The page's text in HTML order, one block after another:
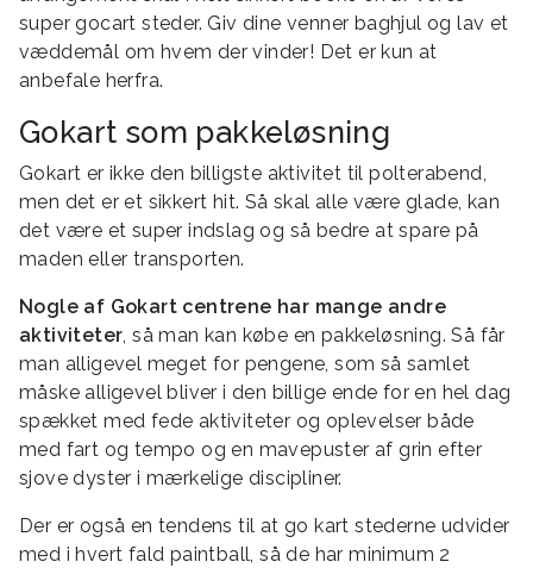
super gocart steder. Giv dine venner baghjul og lav et
væddemål om hvem der vinder! Det er kun at
anbefale herfra.
Gokart som pakkeløsning
Gokart er ikke den billigste aktivitet til polterabend,
men det er et sikkert hit. Så skal alle være glade, kan
det være et super indslag og så bedre at spare på
maden eller transporten.
Nogle af Gokart centrene har mange andre
aktiviteter, så man kan købe en pakkeløsning. Så får
man alligevel meget for pengene, som så samlet
måske alligevel bliver i den billige ende for en hel dag
spækket med fede aktiviteter og oplevelser både
med fart og tempo og en mavepuster af grin efter
sjove dyster i mærkelige discipliner.
Der er også en tendens til at go kart stederne udvider
med i hvert fald paintball, så de har minimum 2